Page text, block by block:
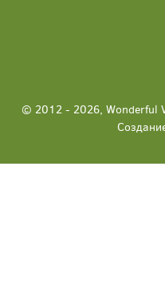
© 2012 - 2026, Wonderful